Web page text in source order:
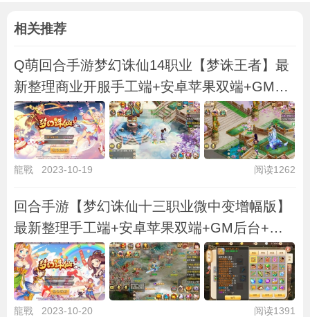
相关推荐
Q萌回合手游梦幻诛仙14职业【梦诛王者】最
新整理商业开服手工端+安卓苹果双端+GM后
台+
龍戰 2023-10-19 阅读1262
回合手游【梦幻诛仙十三职业微中变增幅版】
最新整理手工端+安卓苹果双端+GM后台+详
细
龍戰 2023-10-20 阅读1391